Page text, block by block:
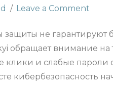
Leave a Comment
не гарантируют
обращает внимание
и слабые
кибербезопасность